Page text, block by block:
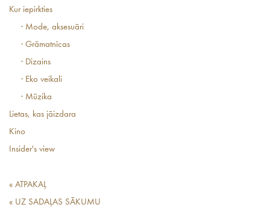
Kur iepirkties
· Mode, aksesuāri
· Grāmatnīcas
· Dizains
· Eko veikali
· Mūzika
Lietas, kas jāizdara
Kino
Insider's view
« ATPAKAĻ
« UZ SADAĻAS SĀKUMU